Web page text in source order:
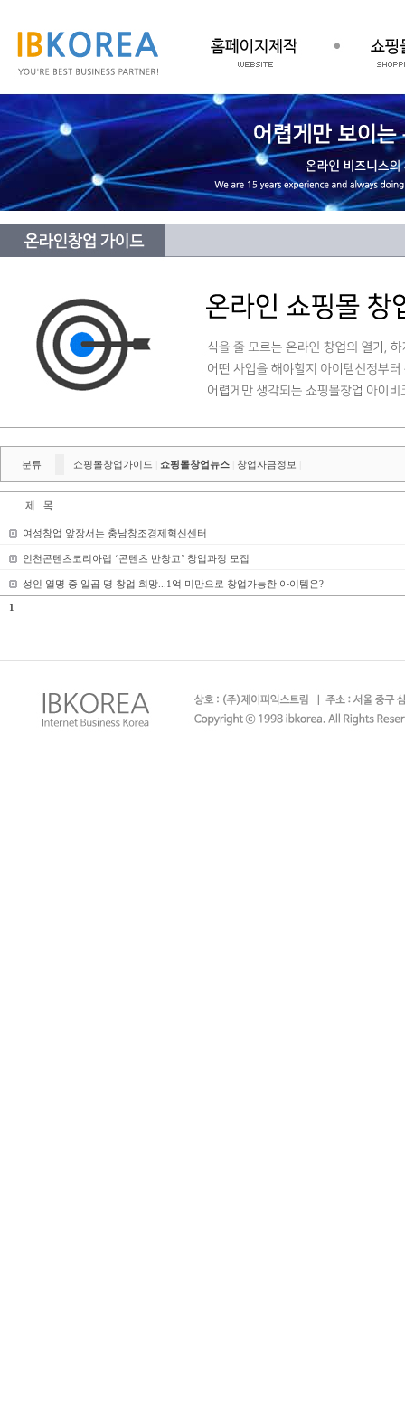
분류 쇼핑몰창업가이드 쇼핑몰창업뉴스 창업자금정보
여성창업 앞장서는 충남창조경제혁신센터
인천콘텐츠코리아랩 ‘콘텐츠 반창고’ 창업과정 모집
성인 열명 중 일곱 명 창업 희망...1억 미만으로 창업가능한 아이템은?
1